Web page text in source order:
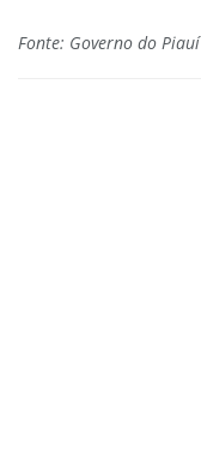
Fonte: Governo do Piauí